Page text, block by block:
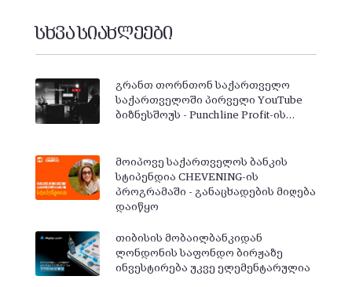
სხვა სიახლეები
გრანთ თორნთონ საქართველო
საქართველოში პირველი YouTube
ბიზნესშოუს - Punchline Profit-ის…
მოიპოვე საქართველოს ბანკის
სტიპენდია CHEVENING-ის
პროგრამაში - განაცხადების მიღება
დაიწყო
თიბისის მობაილბანკიდან
ლონდონის საფონდო ბირჟაზე
ინვესტირება უკვე ელემენტარულია